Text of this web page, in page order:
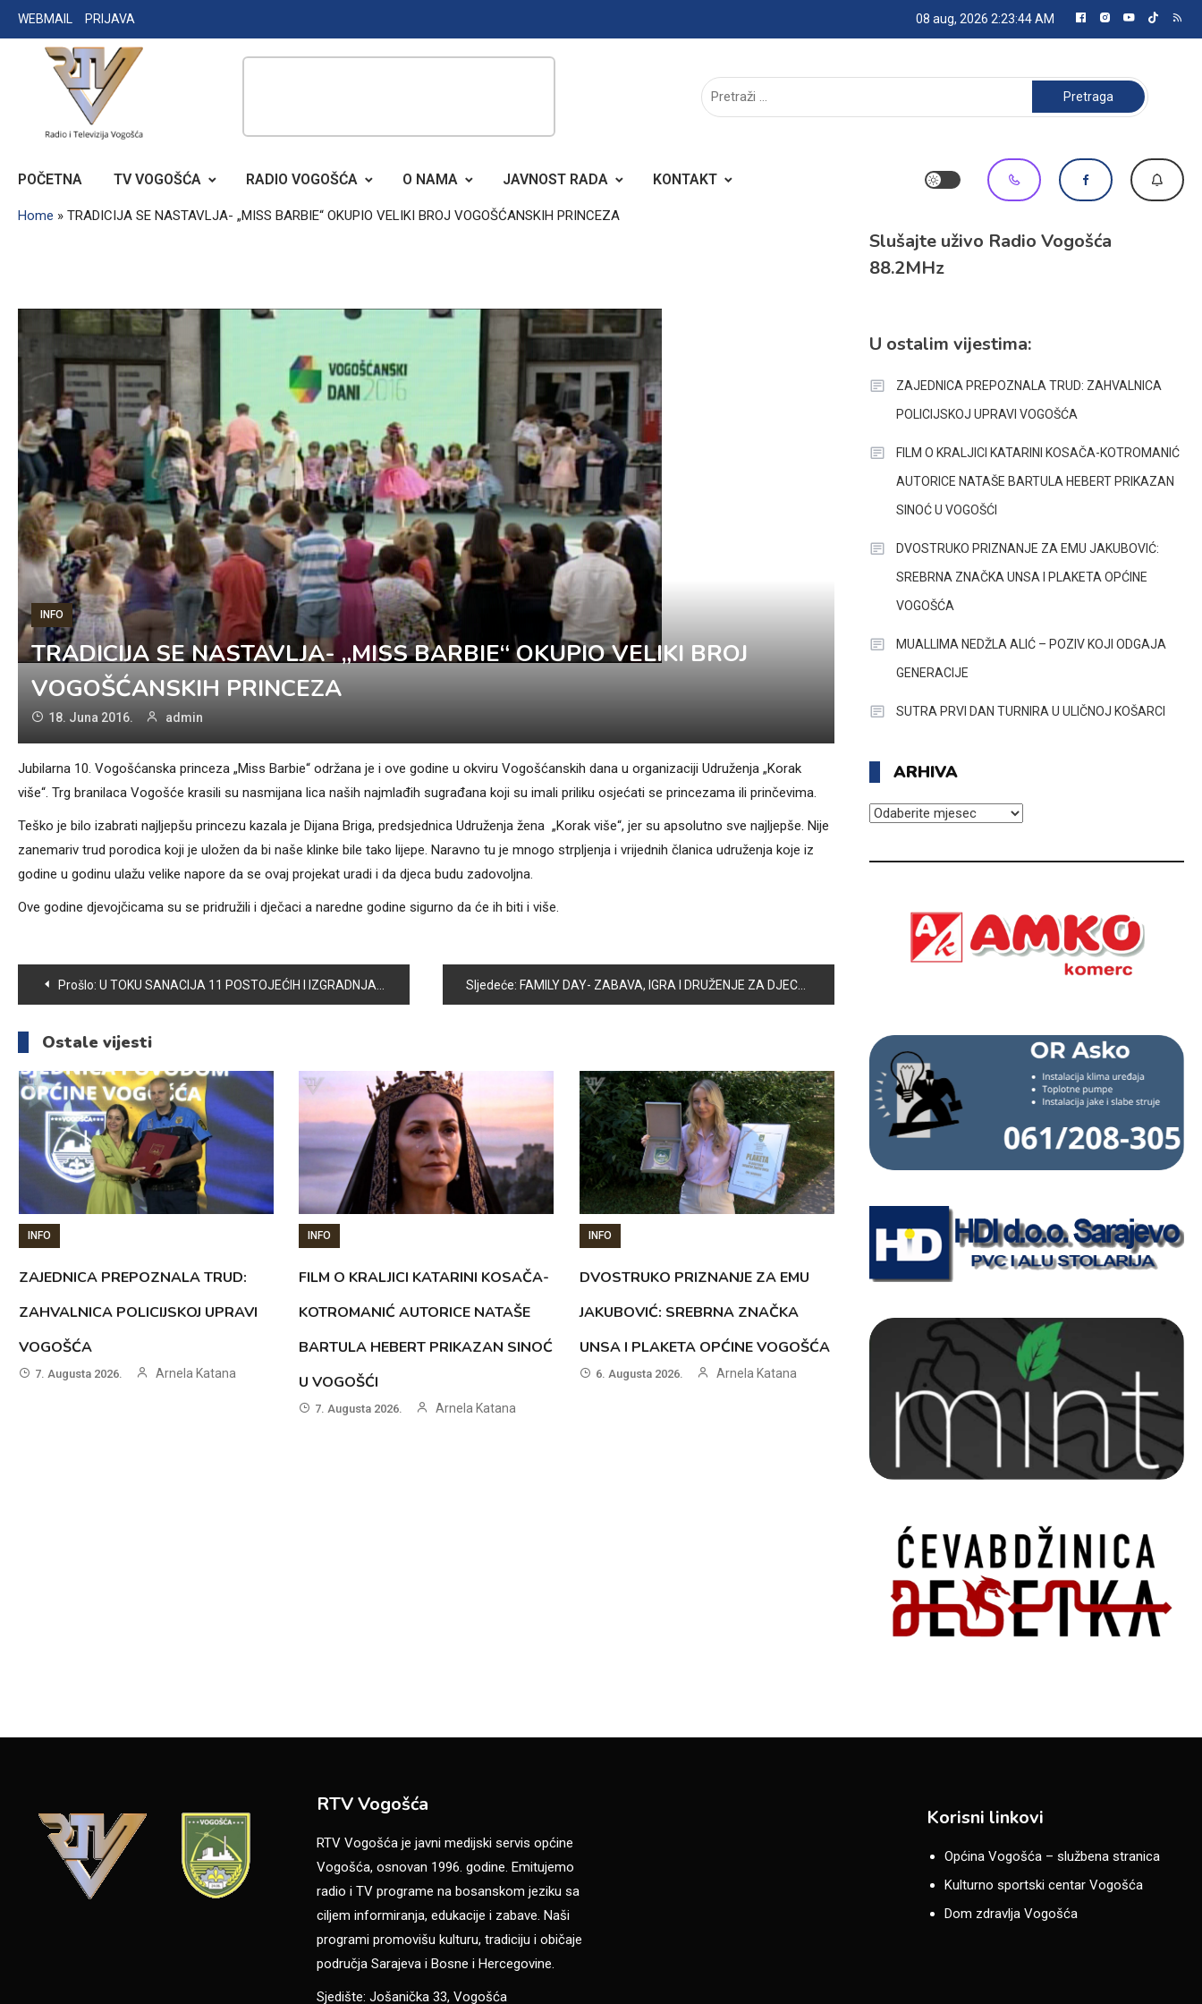
Skip
to
WEBMAIL PRIJAVA 08 aug, 2026 2:23:44 AM
RADIO TELEVIZIJA VOGOŠĆA
Pretraga:
POČETNA TV VOGOŠĆA RADIO VOGOŠĆA O NAMA JAVNOST RADA KONTAKT
Home » TRADICIJA SE NASTAVLJA- „MISS BARBIE“ OKUPIO VELIKI BROJ VOGOŠĆANSKIH PRINCEZA
INFO
TRADICIJA SE NASTAVLJA- „MISS BARBIE“ OKUPIO VELIKI BROJ
VOGOŠĆANSKIH PRINCEZA
18. Juna 2016. admin
Jubilarna 10. Vogošćanska princeza „Miss Barbie“ održana je i ove godine u okviru Vogošćanskih dana u organizaciji Udruženja „Korak
više“. Trg branilaca Vogošće krasili su nasmijana lica naših najmlađih sugrađana koji su imali priliku osjećati se princezama ili prinčevima.
Teško je bilo izabrati najljepšu princezu kazala je Dijana Briga, predsjednica Udruženja žena „Korak više“, jer su apsolutno sve najljepše. Nije
zanemariv trud porodica koji je uložen da bi naše klinke bile tako lijepe. Naravno tu je mnogo strpljenja i vrijednih članica udruženja koje iz
godine u godinu ulažu velike napore da se ovaj projekat uradi i da djeca budu zadovoljna.
Ove godine djevojčicama su se pridružili i dječaci a naredne godine sigurno da će ih biti i više.
Navigacija
članaka
Prošlo: U TOKU SANACIJA 11 POSTOJEĆIH I IZGRADNJA 3 NOVA DJEČIJA IGRALIŠTA U VOGOŠĆI Sljedeće: FAMILY DAY- ZABAVA, IGRA I DRUŽENJE ZA DJECU I PORODICU
Ostale vijesti
INFO
ZAJEDNICA PREPOZNALA TRUD:
ZAHVALNICA POLICIJSKOJ UPRAVI
VOGOŠĆA
7. Augusta 2026. Arnela Katana
INFO
FILM O KRALJICI KATARINI KOSAČA-
KOTROMANIĆ AUTORICE NATAŠE
BARTULA HEBERT PRIKAZAN SINOĆ
U VOGOŠĆI
7. Augusta 2026. Arnela Katana
INFO
DVOSTRUKO PRIZNANJE ZA EMU
JAKUBOVIĆ: SREBRNA ZNAČKA
UNSA I PLAKETA OPĆINE VOGOŠĆA
6. Augusta 2026. Arnela Katana
Slušajte uživo Radio Vogošća
88.2MHz
U ostalim vijestima:
ZAJEDNICA PREPOZNALA TRUD: ZAHVALNICA
POLICIJSKOJ UPRAVI VOGOŠĆA
FILM O KRALJICI KATARINI KOSAČA-KOTROMANIĆ
AUTORICE NATAŠE BARTULA HEBERT PRIKAZAN
SINOĆ U VOGOŠĆI
DVOSTRUKO PRIZNANJE ZA EMU JAKUBOVIĆ:
SREBRNA ZNAČKA UNSA I PLAKETA OPĆINE
VOGOŠĆA
MUALLIMA NEDŽLA ALIĆ – POZIV KOJI ODGAJA
GENERACIJE
SUTRA PRVI DAN TURNIRA U ULIČNOJ KOŠARCI
ARHIVA
ARHIVA
RTV Vogošća
RTV Vogošća je javni medijski servis općine
Vogošća, osnovan 1996. godine. Emitujemo
radio i TV programe na bosanskom jeziku sa
ciljem informiranja, edukacije i zabave. Naši
programi promovišu kulturu, tradiciju i običaje
područja Sarajeva i Bosne i Hercegovine.
Sjedište: Jošanička 33, Vogošća
Korisni linkovi
Općina Vogošća – službena stranica
Kulturno sportski centar Vogošća
Dom zdravlja Vogošća